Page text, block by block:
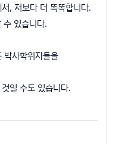
, 저보다 더 똑똑합니다.
있습니다.
박사학위자들을
일 수도 있습니다.